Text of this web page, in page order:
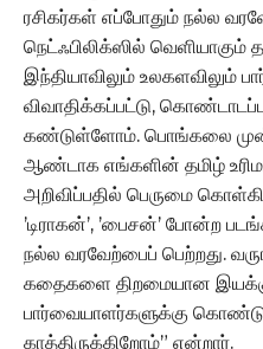
ரசிகர்கள் எப்போதும் நல்ல
நெட்ஃபிலிக்ஸில் வெளியாகும்
இந்தியாவிலும் உலகளவிலும்
விவாதிக்கப்பட்டு,
கண்டுள்ளோம். பொங்கலை
ஆண்டாக எங்களின் தமிழ்
அறிவிப்பதில் பெருமை
’டிராகன்’, ’பைசன்’ போன்ற
நல்ல வரவேற்பைப் பெற்றது.
கதைகளை திறமையான
பார்வையாளர்களுக்கு கொண்டு
காத்திருக்கிறோம்” என்றார்.